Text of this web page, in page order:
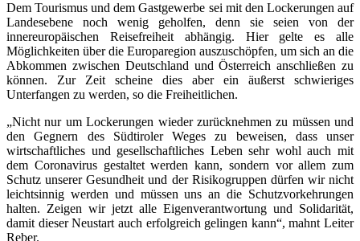
Dem Tourismus und dem Gastgewerbe sei mit den Lockerungen auf
Landesebene noch wenig geholfen, denn sie seien von der
innereuropäischen Reisefreiheit abhängig. Hier gelte es alle
Möglichkeiten über die Europaregion auszuschöpfen, um sich an die
Abkommen zwischen Deutschland und Österreich anschließen zu
können. Zur Zeit scheine dies aber ein äußerst schwieriges
Unterfangen zu werden, so die Freiheitlichen.
„Nicht nur um Lockerungen wieder zurücknehmen zu müssen und
den Gegnern des Südtiroler Weges zu beweisen, dass unser
wirtschaftliches und gesellschaftliches Leben sehr wohl auch mit
dem Coronavirus gestaltet werden kann, sondern vor allem zum
Schutz unserer Gesundheit und der Risikogruppen dürfen wir nicht
leichtsinnig werden und müssen uns an die Schutzvorkehrungen
halten. Zeigen wir jetzt alle Eigenverantwortung und Solidarität,
damit dieser Neustart auch erfolgreich gelingen kann“, mahnt Leiter
Reber.